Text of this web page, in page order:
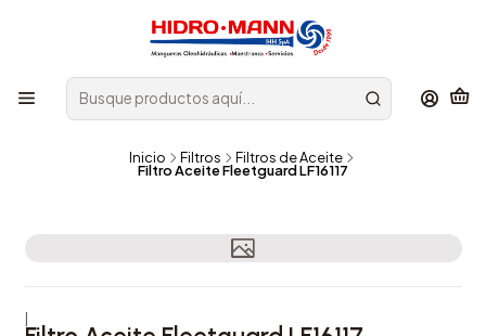
Inicio Filtros Filtros de Aceite
Filtro Aceite Fleetguard LF16117
|